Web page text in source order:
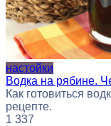
настойки
Водка на рябине.
Как готовиться
рецепте.
1 337